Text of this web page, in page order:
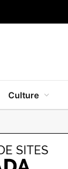
Culture